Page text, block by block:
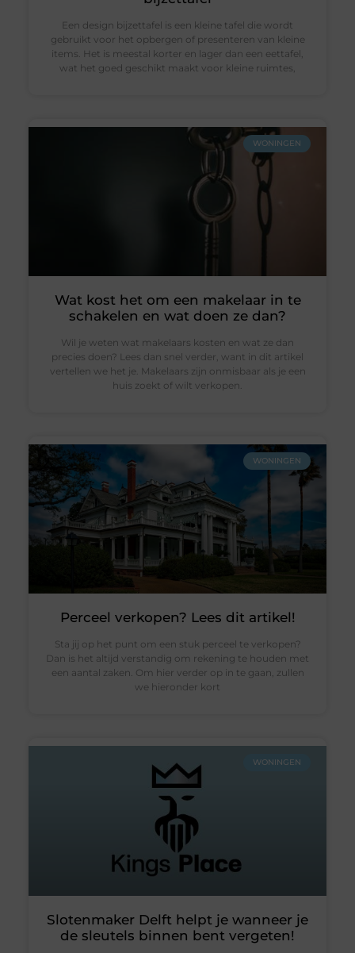
Een design bijzettafel is een kleine tafel die wordt
gebruikt voor het opbergen of presenteren van kleine
items. Het is meestal korter en lager dan een eettafel,
wat het goed geschikt maakt voor kleine ruimtes,
WONINGEN
Wat kost het om een makelaar in te
schakelen en wat doen ze dan?
Wil je weten wat makelaars kosten en wat ze dan
precies doen? Lees dan snel verder, want in dit artikel
vertellen we het je. Makelaars zijn onmisbaar als je een
huis zoekt of wilt verkopen.
WONINGEN
Perceel verkopen? Lees dit artikel!
Sta jij op het punt om een stuk perceel te verkopen?
Dan is het altijd verstandig om rekening te houden met
een aantal zaken. Om hier verder op in te gaan, zullen
we hieronder kort
WONINGEN
Slotenmaker Delft helpt je wanneer je
de sleutels binnen bent vergeten!